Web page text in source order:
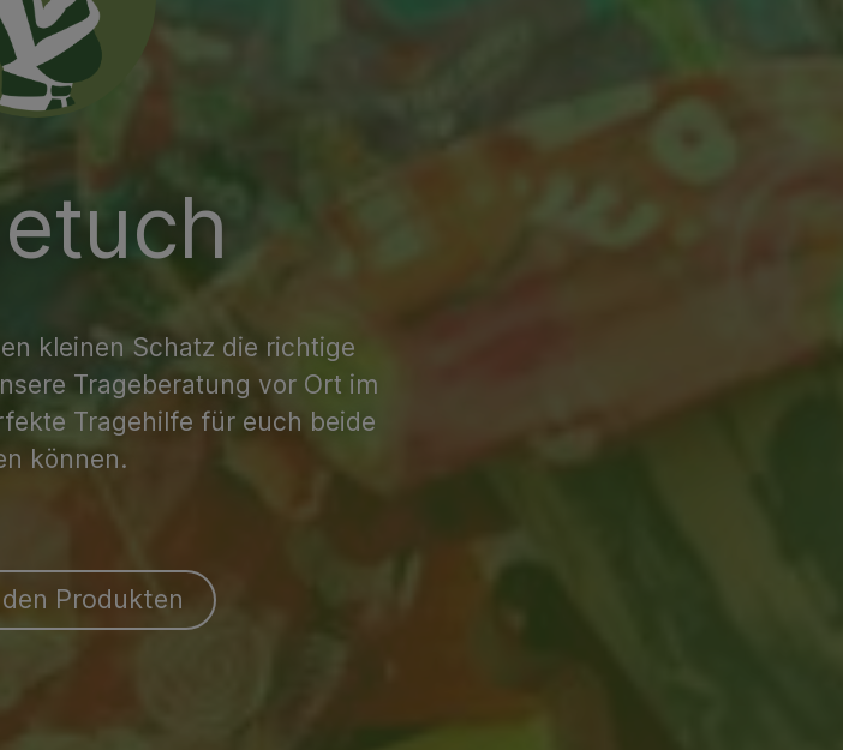
kleinen Schatz die richtige
Trageberatung vor Ort im
Tragehilfe für euch beide
können.
Produkten